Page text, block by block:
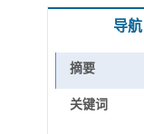
导航
摘要
关键词